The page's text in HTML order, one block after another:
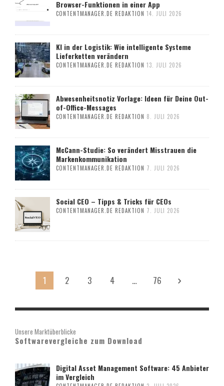
Browser-Funktionen in einer App
CONTENTMANAGER.DE REDAKTION 14. JULI 2026
KI in der Logistik: Wie intelligente Systeme
Lieferketten verändern
CONTENTMANAGER.DE REDAKTION 13. JULI 2026
Abwesenheitsnotiz Vorlage: Ideen für Deine Out-
of-Office-Messages
CONTENTMANAGER.DE REDAKTION 8. JULI 2026
McCann-Studie: So verändert Misstrauen die
Markenkommunikation
CONTENTMANAGER.DE REDAKTION 7. JULI 2026
Social CEO – Tipps & Tricks für CEOs
CONTENTMANAGER.DE REDAKTION 7. JULI 2026
1 2 3 4 … 76
Unsere Marktüberblicke
Softwarevergleiche zum Download
Digital Asset Management Software: 45 Anbieter
im Vergleich